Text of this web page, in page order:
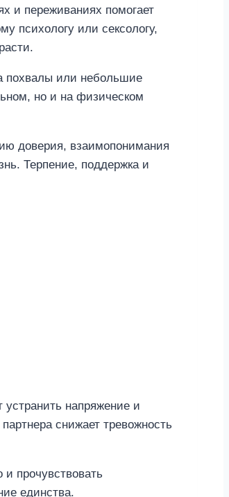
и переживаниях помогает
психологу или сексологу,
похвалы или небольшие
но и на физическом
доверия, взаимопонимания
Терпение, поддержка и
напряжение и
снижает тревожность
прочувствовать
единства.